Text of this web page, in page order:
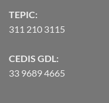
TEPIC:
311 210 3115
CEDIS GDL:
33 9689 4665